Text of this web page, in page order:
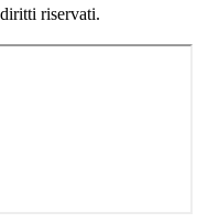
riservati.